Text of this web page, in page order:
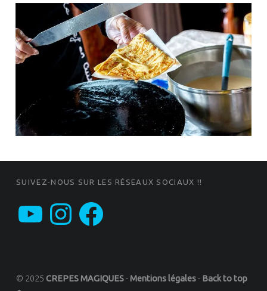
FOOTER SIDEBAR
SUIVEZ-NOUS SUR LES RÉSEAUX SOCIAUX !!
© 2025 CREPES MAGIQUES-Mentions légales- Back to top